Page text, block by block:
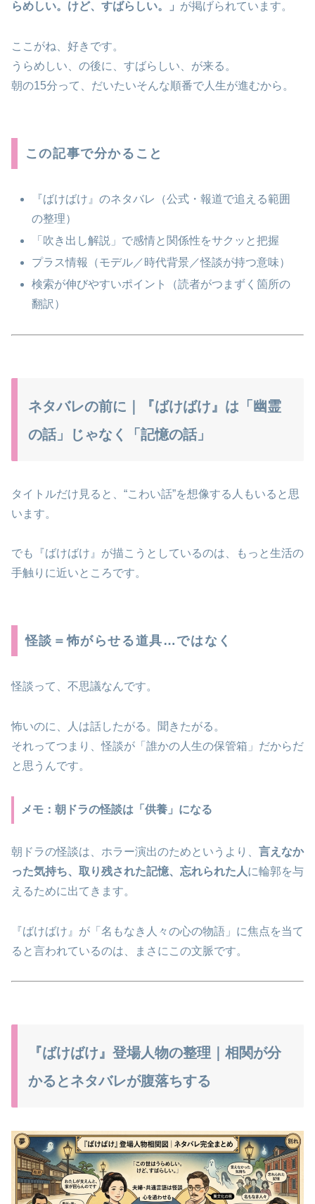
らめしい。けど、すばらしい。」 が掲げられています。
ここがね、好きです。
うらめしい、の後に、すばらしい、が来る。
朝の15分って、だいたいそんな順番で人生が進むから。
この記事で分かること
『ばけばけ』のネタバレ（公式・報道で追える範囲
の整理）
「吹き出し解説」で感情と関係性をサクッと把握
プラス情報（モデル／時代背景／怪談が持つ意味）
検索が伸びやすいポイント（読者がつまずく箇所の
翻訳）
ネタバレの前に｜『ばけばけ』は「幽霊
の話」じゃなく「記憶の話」
タイトルだけ見ると、“こわい話”を想像する人もいると思
います。
でも『ばけばけ』が描こうとしているのは、もっと生活の
手触りに近いところです。
怪談＝怖がらせる道具…ではなく
怪談って、不思議なんです。
怖いのに、人は話したがる。聞きたがる。
それってつまり、怪談が「誰かの人生の保管箱」だからだ
と思うんです。
メモ：朝ドラの怪談は「供養」になる
朝ドラの怪談は、ホラー演出のためというより、 言えなか
った気持ち、取り残された記憶、忘れられた人に輪郭を与
えるために出てきます。
『ばけばけ』が「名もなき人々の心の物語」に焦点を当て
ると言われているのは、まさにこの文脈です。
『ばけばけ』登場人物の整理｜相関が分
かるとネタバレが腹落ちする